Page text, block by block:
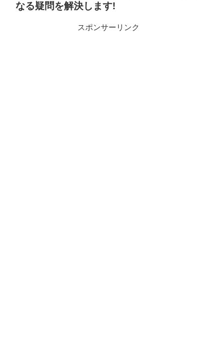
なる疑問を解決します!
スポンサーリンク